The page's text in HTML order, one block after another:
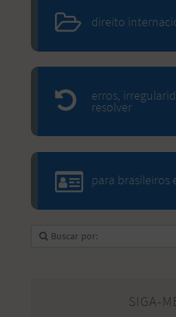
direito
erros,
resolver
para brasileiros
SIGA-